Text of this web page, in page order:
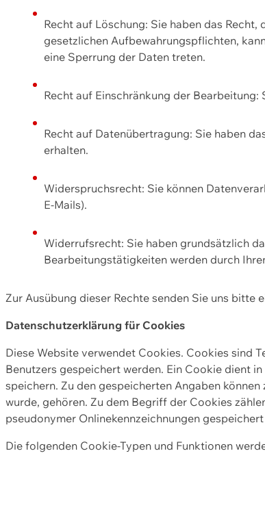
Recht auf Löschung: Sie haben das
gesetzlichen Aufbewahrungspflichten,
eine Sperrung der Daten treten.
Recht auf Einschränkung der
Recht auf Datenübertragung: Sie haben
erhalten.
Widerspruchsrecht: Sie können
E-Mails).
Widerrufsrecht: Sie haben grundsätzlich
Bearbeitungstätigkeiten werden durch
Zur Ausübung dieser Rechte senden Sie uns bitte
Datenschutzerklärung für Cookies
Diese Website verwendet Cookies. Cookies sind
Benutzers gespeichert werden. Ein Cookie dient
speichern. Zu den gespeicherten Angaben
wurde, gehören. Zu dem Begriff der Cookies
pseudonymer Onlinekennzeichnungen
Die folgenden Cookie-Typen und Funktionen